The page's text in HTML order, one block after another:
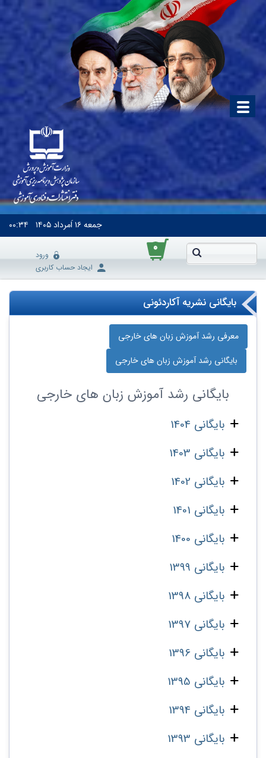
جمعه۱۶ اَمرداد ۱۴۰۵ ۰۰:۳۴
۰
ورود
ایجاد حساب کاربری
بایگانی نشریه آکاردئونی
معرفی رشد آموزش زبان‌ های خارجی
بایگانی رشد آموزش زبان‌ های خارجی
بایگانی رشد آموزش زبان‌ های خارجی
بایگانی 1404
بایگانی 1403
بایگانی 1402
بایگانی 1401
بایگانی 1400
بایگانی 1399
بایگانی 1398
بایگانی 1397
بایگانی 1396
بایگانی 1395
بایگانی 1394
بایگانی 1393